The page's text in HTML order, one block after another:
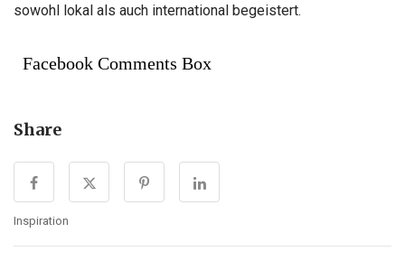
sowohl lokal als auch international begeistert.
Facebook Comments Box
Share
Inspiration